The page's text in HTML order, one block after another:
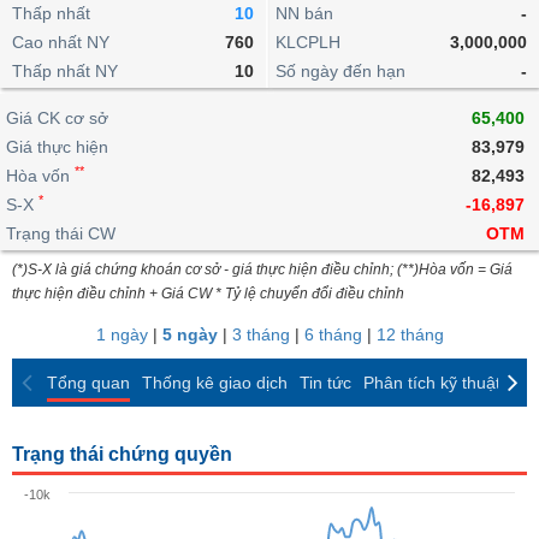
lỗ
dịch
nội
Niên
giám
Tài
liệu
cổ
Định
giá
ngoài
doanh
Top
cổ
phiếu
ngành
giao
dịch
dịch
Chứng
quyền
quan
Thống
giao
dịch
Thống
giao
dịch
Tin
tức
Phân
tích
kỹ
thuật
trực
tuyến
Bộ
lọc
cổ
So
sánh
Báo
cáo
Vĩ
mô
lai
Chứng
quyền
Trái
phiếu
IR
Awards
tạo
Dịch
vụ
Thấp nhất
10
Cao nhất NY
760
Thấp nhất NY
10
NN bán
-
KLCPLH
3,000,000
Số ngày đến hạn
-
Giá CK cơ sở
65,400
Giá thực hiện
83,979
Hòa vốn **
82,493
S-X *
-16,897
Trạng thái CW
OTM
(*)S-X là giá chứng khoán cơ sở - giá thực hiện điều chỉnh; (**)Hòa vốn = Giá
thực hiện điều chỉnh + Giá CW * Tỷ lệ chuyển đổi điều chỉnh
1 ngày| 5 ngày| 3 tháng | 6 tháng | 12 tháng
Tổng quan Thống kê giao dịch Tin tức Phân tích kỹ thuật
Trạng thái chứng quyền
-10k
BẤT
ĐỘNG
SẢN
TÀI
CHÍNH
HÀNG
KINH
GIỚI